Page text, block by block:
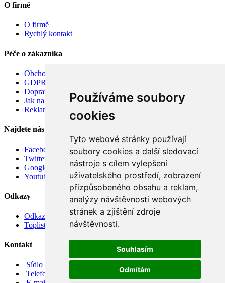
Používáme soubory
cookies
Tyto webové stránky používají
soubory cookies a další sledovací
nástroje s cílem vylepšení
uživatelského prostředí, zobrazení
přizpůsobeného obsahu a reklam,
analýzy návštěvnosti webových
stránek a zjištění zdroje
návštěvnosti.
Souhlasím
Odmítám
O firmě
O firmě
Rychlý kontakt
Péče o zákazníka
Obchodní podmínky
GDPR
Doprava
Jak nakupovat
Reklamace
Najdete nás
Facebook
Twitter
Google
Youtube
Odkazy
Odkazy
Toplist
Kontakt
Sídlo firmy: Boženy Němcové 739/1, Svitavy 568 02, CZ
Telefon: +420 608 449 590